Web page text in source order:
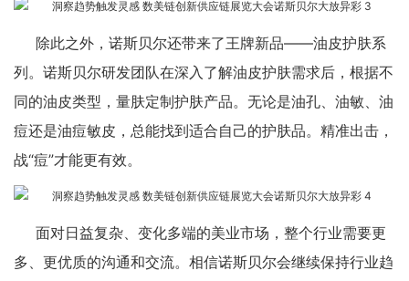
除此之外，诺斯贝尔还带来了王牌新品——油皮护肤系
列。诺斯贝尔研发团队在深入了解油皮护肤需求后，根据不
同的油皮类型，量肤定制护肤产品。无论是油孔、油敏、油
痘还是油痘敏皮，总能找到适合自己的护肤品。精准出击，
战“痘”才能更有效。
面对日益复杂、变化多端的美业市场，整个行业需要更
多、更优质的沟通和交流。相信诺斯贝尔会继续保持行业趋